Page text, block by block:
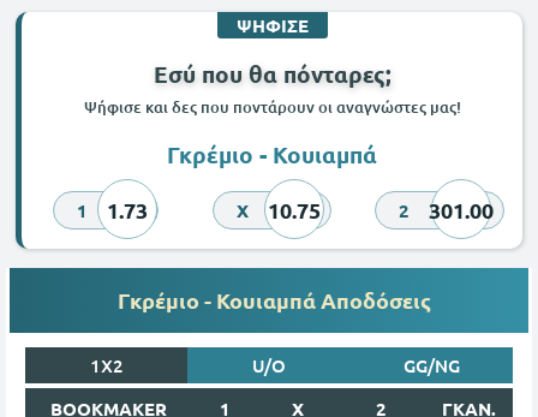
ΨΗΦΙΣΕ
Εσύ που θα πόνταρες;
Ψήφισε και δες που ποντάρουν οι αναγνώστες μας!
Γκρέμιο - Κουιαμπά
1 1.73 X 10.75 2 301.00
Γκρέμιο - Κουιαμπά Αποδόσεις
1X2 U/O
GG/NG
BOOKMAKER
1 X 2 ΓΚΑΝ.